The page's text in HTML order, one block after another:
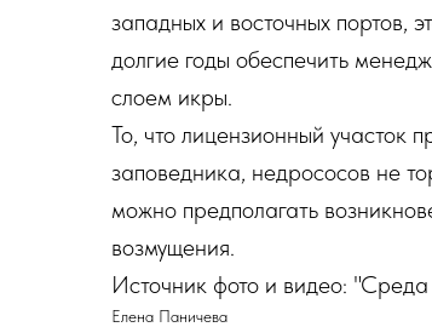
западных и восточных портов,
долгие годы обеспечить
слоем икры.
То, что лицензионный участок
заповедника, недрососов не
можно предполагать
возмущения.
Источник фото и видео:
Елена Паничева